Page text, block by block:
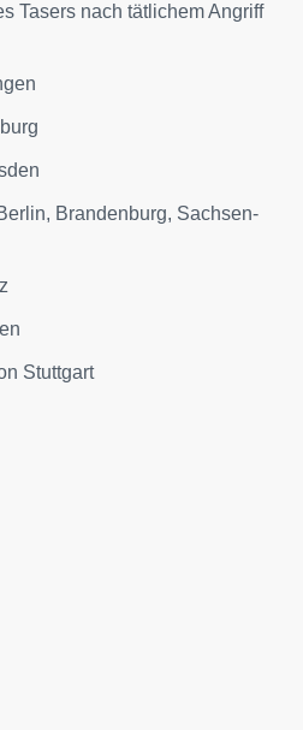
Tasers nach tätlichem Angriff
Brandenburg, Sachsen-
Stuttgart